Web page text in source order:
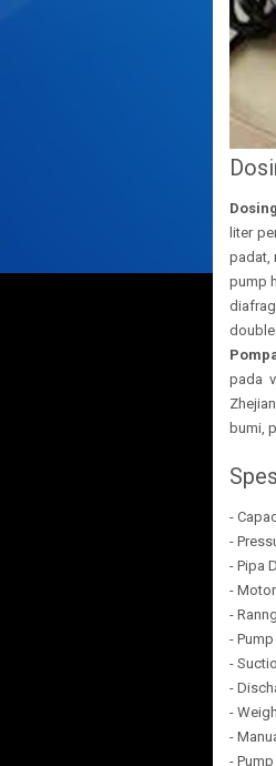
liter
padat,
pump
double
pada
bumi,
-
-
- Pipa
-
-
-
-
-
-
-
-